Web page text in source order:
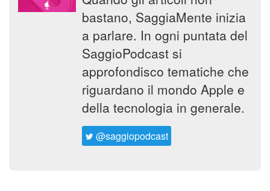
bastano, SaggiaMente inizia
a parlare. In ogni puntata del
SaggioPodcast si
approfondisco tematiche che
riguardano il mondo Apple e
della tecnologia in generale.
@saggiopodcast